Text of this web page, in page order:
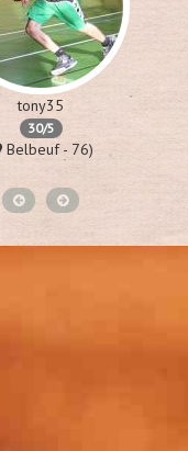
tony35
30/5
Belbeuf - 76)